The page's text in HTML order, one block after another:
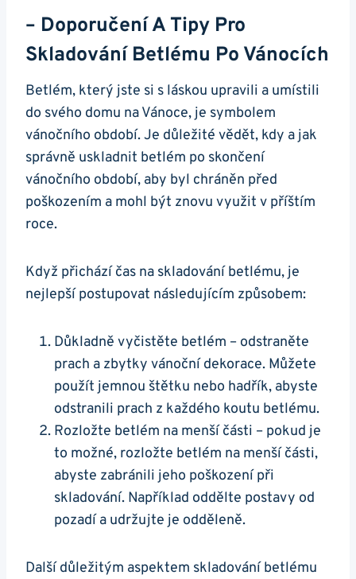
– Doporučení A Tipy Pro
Skladování Betlému Po Vánocích
Betlém, který jste si s láskou upravili a umístili
do svého domu na Vánoce, je symbolem
vánočního období. Je důležité vědět, kdy a jak
správně uskladnit betlém po skončení
vánočního období, aby byl chráněn před
poškozením a mohl být znovu využit v příštím
roce.
Když přichází čas na skladování betlému, je
nejlepší postupovat následujícím způsobem:
Důkladně vyčistěte betlém – odstraněte
prach a zbytky vánoční dekorace. Můžete
použít jemnou štětku nebo hadřík, abyste
odstranili prach z každého koutu betlému.
Rozložte betlém na menší části – pokud je
to možné, rozložte betlém na menší části,
abyste zabránili jeho poškození při
skladování. Například oddělte postavy od
pozadí a udržujte je odděleně.
Další důležitým aspektem skladování betlému